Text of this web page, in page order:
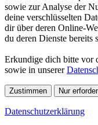
sowie zur Analyse der
deine verschlüsselten
dir über deren Online-
du deren Dienste bereits
Erkundige dich bitte vor
sowie in unserer
Zustimmen Nur
Datenschutzerklärung